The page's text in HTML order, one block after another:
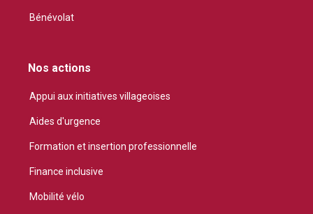
Bénévolat
Nos actions
Appui aux initiatives villageoises
Aides d'urgence
Formation et insertion professionnelle
Finance inclusive
Mobilité vélo